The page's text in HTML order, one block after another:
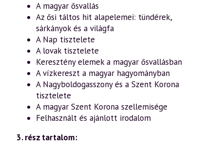
A magyar ősvallás
Az ősi táltos hit alapelemei: tündérek,
sárkányok és a világfa
A Nap tisztelete
A lovak tisztelete
Keresztény elemek a magyar ősvallásban
A vízkereszt a magyar hagyományban
A Nagyboldogasszony és a Szent Korona
tisztelete
A magyar Szent Korona szellemisége
Felhasznált és ajánlott irodalom
3. rész tartalom: